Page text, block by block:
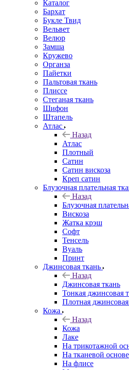
Каталог
Бархат
Букле Твид
Вельвет
Велюр
Замша
Кружево
Органза
Пайетки
Пальтовая ткань
Плиссе
Стеганая ткань
Шифон
Штапель
Атлас
Назад
Атлас
Плотный
Сатин
Сатин вискоза
Креп сатин
Блузочная плательная
Назад
Блузочная
Вискоза
Жатка крэш
Софт
Тенсель
Вуаль
Принт
Джинсовая ткань
Назад
Джинсовая ткань
Тонкая джинсовая
Плотная
Кожа
Назад
Кожа
Лаке
На трикотажной
На тканевой основе
На флисе